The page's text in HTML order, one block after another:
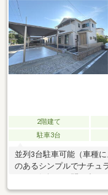
2階建て
駐車3台
並列3台駐車可能（車種
のあるシンプルでナチュ
バロー品野店 まで